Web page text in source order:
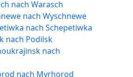
nach Warasch
nach Wyschnewe
nach Schepetiwka
nach Podilsk
nach
nach Myrhorod